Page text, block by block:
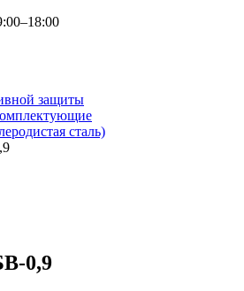
защиты
сталь)
0,9